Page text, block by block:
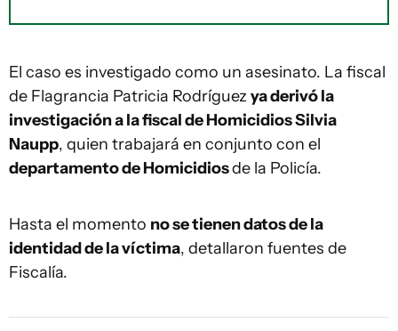
El caso es investigado como un asesinato. La fiscal
de Flagrancia Patricia Rodríguez ya derivó la
investigación a la fiscal de Homicidios Silvia
Naupp, quien trabajará en conjunto con el
departamento de Homicidiosde la Policía.
Hasta el momento no se tienen datos de la
identidad de la víctima, detallaron fuentes de
Fiscalía.